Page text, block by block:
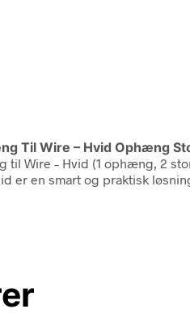
Til Wire – Hvid Ophæng
til Wire – Hvid (1 ophæng, 2
er en smart og praktisk